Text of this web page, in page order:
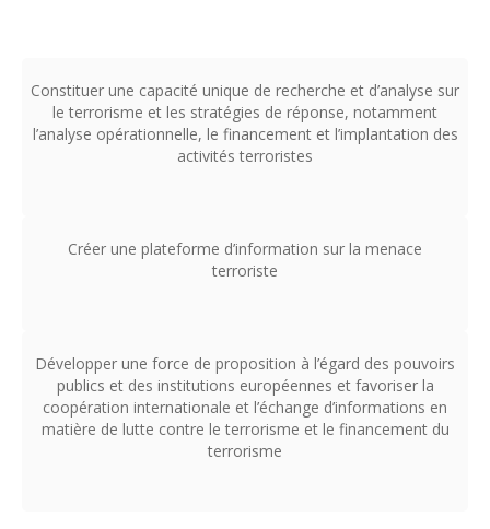
Constituer une capacité unique de recherche et d’analyse sur
le terrorisme et les stratégies de réponse, notamment
l’analyse opérationnelle, le financement et l’implantation des
activités terroristes
Créer une plateforme d’information sur la menace
terroriste
Développer une force de proposition à l’égard des pouvoirs
publics et des institutions européennes et favoriser la
coopération internationale et l’échange d’informations en
matière de lutte contre le terrorisme et le financement du
terrorisme